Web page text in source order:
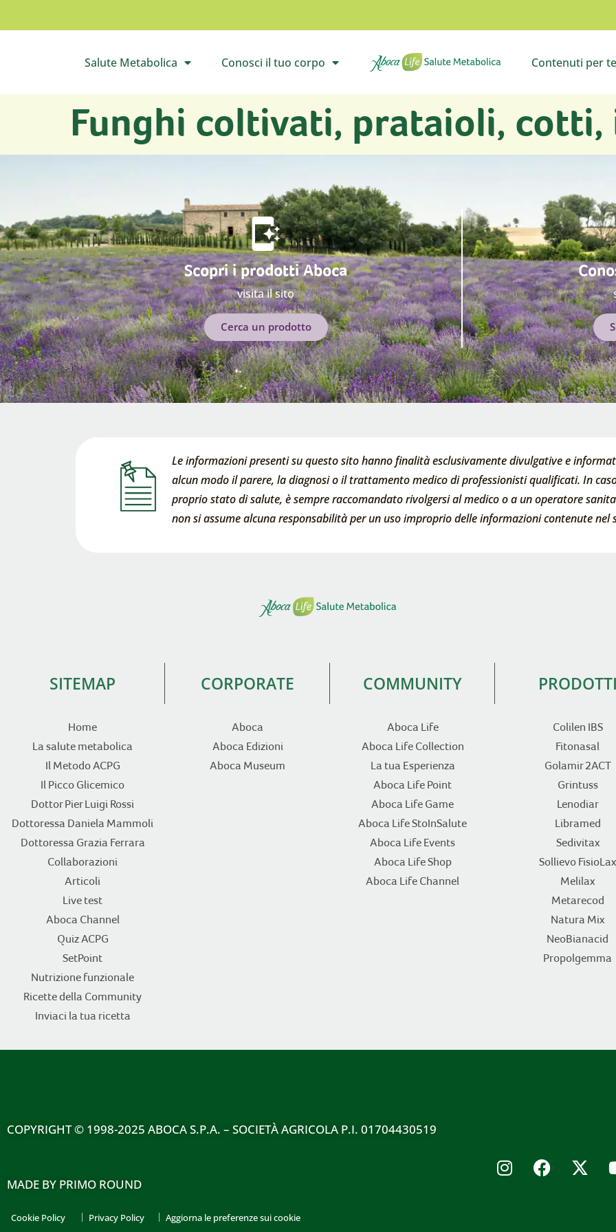
Apri il sottomenù
Salute Metabolica Apri il sottomenù
Conosci il tuo corpo Vai all’homepage Apri il
Contenuti per te
Funghi coltivati, prataioli, cotti,
Scopri i prodotti Aboca
visita il sito
Cerca un prodotto
Le informazioni presenti su questo sito hanno finalità esclusivamente divulgative e
alcun modo il parere, la diagnosi o il trattamento medico di professionisti qualificati. In
proprio stato di salute, è sempre raccomandato rivolgersi al medico o a un operatore
non si assume alcuna responsabilità per un uso improprio delle informazioni contenute nel
SITEMAP
Home
La salute metabolica
Il Metodo ACPG
Il Picco Glicemico
Dottor Pier Luigi Rossi
Dottoressa Daniela Mammoli
Dottoressa Grazia Ferrara
Collaborazioni
Articoli
Live test
Aboca Channel
Quiz ACPG
SetPoint
Nutrizione funzionale
Ricette della Community
Inviaci la tua ricetta
CORPORATE
Aboca
Aboca Edizioni
Aboca Museum
COMMUNITY
Aboca Life
Aboca Life Collection
La tua Esperienza
Aboca Life Point
Aboca Life Game
Aboca Life StoInSalute
Aboca Life Events
Aboca Life Shop
Aboca Life Channel
Colilen IBS
Fitonasal
Golamir 2ACT
Grintuss
Lenodiar
Libramed
Sedivitax
Sollievo FisioLax
Melilax
Metarecod
Natura Mix
NeoBianacid
Propolgemma
COPYRIGHT© 1998-2025 ABOCA S.P.A. – SOCIETÀ AGRICOLA P.I. 01704430519
MADE BY PRIMO ROUND
Cookie Policy Privacy Policy Aggiorna le preferenze sui cookie